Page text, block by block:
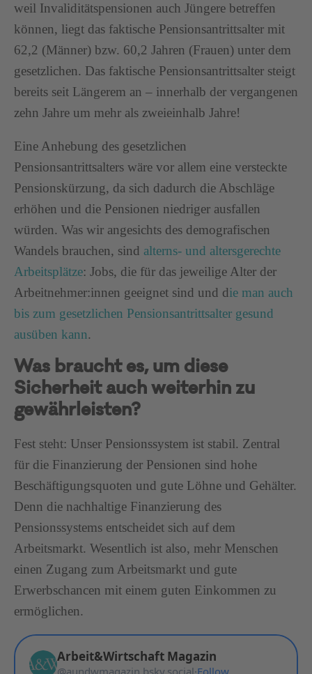
weil Invaliditätspensionen auch Jüngere betreffen
können, liegt das faktische Pensionsantrittsalter mit
62,2 (Männer) bzw. 60,2 Jahren (Frauen) unter dem
gesetzlichen. Das faktische Pensionsantrittsalter steigt
bereits seit Längerem an – innerhalb der vergangenen
zehn Jahre um mehr als zweieinhalb Jahre!
Eine Anhebung des gesetzlichen
Pensionsantrittsalters wäre vor allem eine versteckte
Pensionskürzung, da sich dadurch die Abschläge
erhöhen und die Pensionen niedriger ausfallen
würden. Was wir angesichts des demografischen
Wandels brauchen, sind alterns- und altersgerechte
Arbeitsplätze: Jobs, die für das jeweilige Alter der
Arbeitnehmer:innen geeignet sind und die man auch
bis zum gesetzlichen Pensionsantrittsalter gesund
ausüben kann.
Was braucht es, um diese
Sicherheit auch weiterhin zu
gewährleisten?
Fest steht: Unser Pensionssystem ist stabil. Zentral
für die Finanzierung der Pensionen sind hohe
Beschäftigungsquoten und gute Löhne und Gehälter.
Denn die nachhaltige Finanzierung des
Pensionssystems entscheidet sich auf dem
Arbeitsmarkt. Wesentlich ist also, mehr Menschen
einen Zugang zum Arbeitsmarkt und gute
Erwerbschancen mit einem guten Einkommen zu
ermöglichen.